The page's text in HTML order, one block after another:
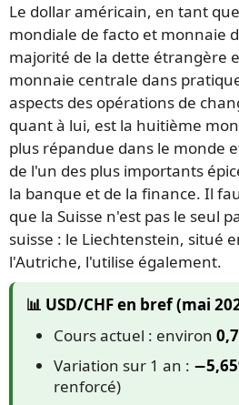
Le dollar américain, en tant
mondiale de facto et monnaie
majorité de la dette étrangère
monnaie centrale dans
aspects des opérations de
quant à lui, est la huitième
plus répandue dans le monde
de l'un des plus importants
la banque et de la finance. Il
que la Suisse n'est pas le seul
suisse : le Liechtenstein, situé
l'Autriche, l'utilise également.
📊 USD/CHF en bref (mai
Cours actuel : environ
Variation sur 1 an :
renforcé)